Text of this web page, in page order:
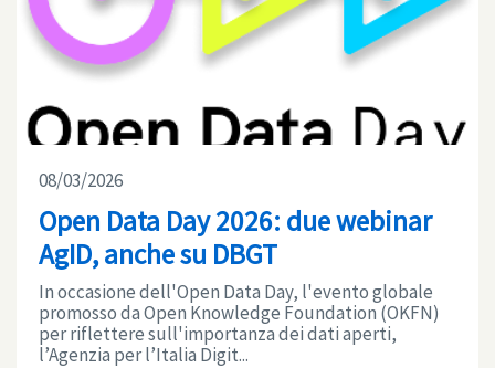
08/03/2026
Open Data Day 2026: due webinar
AgID, anche su DBGT
In occasione dell'Open Data Day, l'evento globale
promosso da Open Knowledge Foundation (OKFN)
per riflettere sull'importanza dei dati aperti,
l’Agenzia per l’Italia Digit...